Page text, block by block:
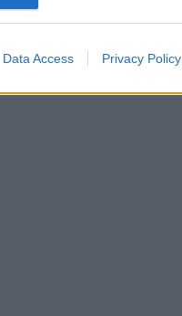
Data Access Privacy Policy